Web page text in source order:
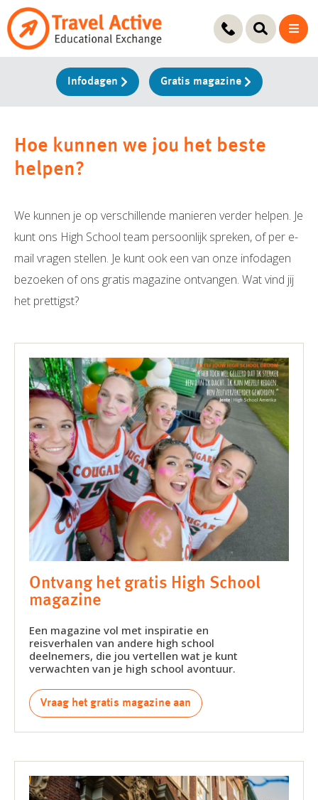
Ga
naar
Infodagen Gratis magazine
Hoe kunnen we jou het beste
helpen?
We kunnen je op verschillende manieren verder helpen. Je
kunt ons High School team persoonlijk spreken, of per e-
mail vragen stellen. Je kunt ook een van onze infodagen
bezoeken of ons gratis magazine ontvangen. Wat vind jij
het prettigst?
Ontvang het gratis High School
magazine
Een magazine vol met inspiratie en
reisverhalen van andere high school
deelnemers, die jou vertellen wat je kunt
verwachten van je high school avontuur.
Vraag het gratis magazine aan